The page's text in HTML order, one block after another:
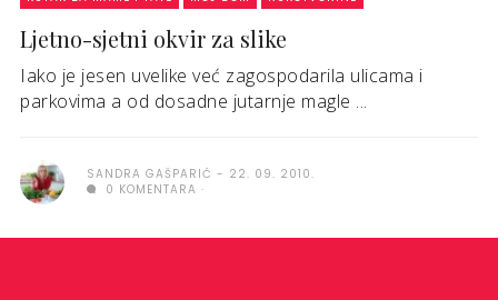
Ljetno-sjetni okvir za slike
Iako je jesen uvelike već zagospodarila ulicama i
parkovima a od dosadne jutarnje magle ...
SANDRA GAŠPARIĆ
22. 09. 2010.
0 KOMENTARA